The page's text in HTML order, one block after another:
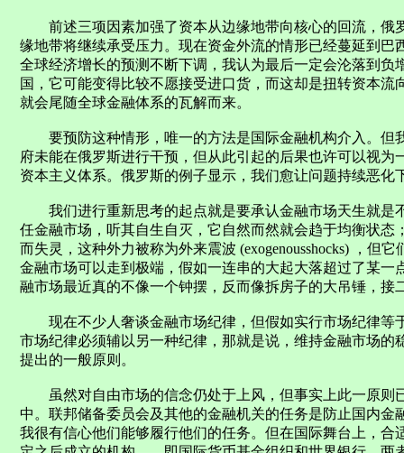
前述三项因素加强了资本从边缘地带向核心的回流，俄
缘地带将继续承受压力。现在资金外流的情形已经蔓延到
全球经济增长的预测不断下调，我认为最后一定会沦落到负
国，它可能变得比较不愿接受进口货，而这却是扭转资本
就会尾随全球金融体系的瓦解而来。
要预防这种情形，唯一的方法是国际金融机构介入。但
府未能在俄罗斯进行干预，但从此引起的后果也许可以视
资本主义体系。俄罗斯的例子显示，我们愈让问题持续恶化
我们进行重新思考的起点就是要承认金融市场天生就是
任金融市场，听其自生自灭，它自然而然就会趋于均衡状
而失灵，这种外力被称为外来震波 (exogenousshocks) ，但
金融市场可以走到极端，假如一连串的大起大落超过了某
融市场最近真的不像一个钟摆，反而像拆房子的大吊锤，接
现在不少人奢谈金融市场纪律，但假如实行市场纪律等
市场纪律必须辅以另一种纪律，那就是说，维持金融市场
提出的一般原则。
虽然对自由市场的信念仍处于上风，但事实上此一原则
中。联邦储备委员会及其他的金融机关的任务是防止国内
我很有信心他们能够履行他们的任务。但在国际舞台上，